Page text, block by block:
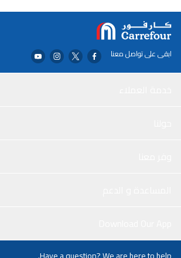
ابقى على تواصل معنا